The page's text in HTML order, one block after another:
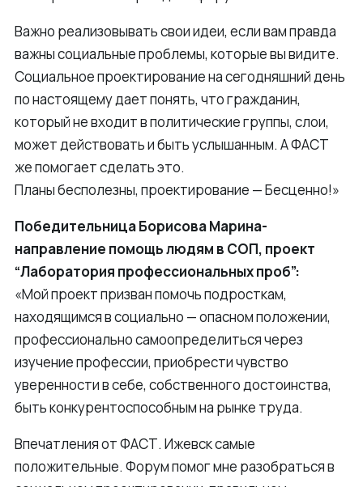
Важно реализовывать свои идеи, если вам правда
важны социальные проблемы, которые вы видите.
Социальное проектирование на сегодняшний день
по настоящему дает понять, что гражданин,
который не входит в политические группы, слои,
может действовать и быть услышанным. А ФАСТ
же помогает сделать это.
Планы бесполезны, проектирование — Бесценно!»
Победительница Борисова Марина-
направление помощь людям в СОП, проект
“Лаборатория профессиональных проб”:
«Мой проект призван помочь подросткам,
находящимся в социально — опасном положении,
профессионально самоопределиться через
изучение профессии, приобрести чувство
уверенности в себе, собственного достоинства,
быть конкурентоспособным на рынке труда.
Впечатления от ФАСТ. Ижевск самые
положительные. Форум помог мне разобраться в